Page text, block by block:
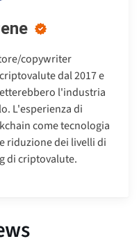
copywriter
dal 2017 e
l'industria
L'esperienza di
come tecnologia
riduzione dei livelli di
di criptovalute.